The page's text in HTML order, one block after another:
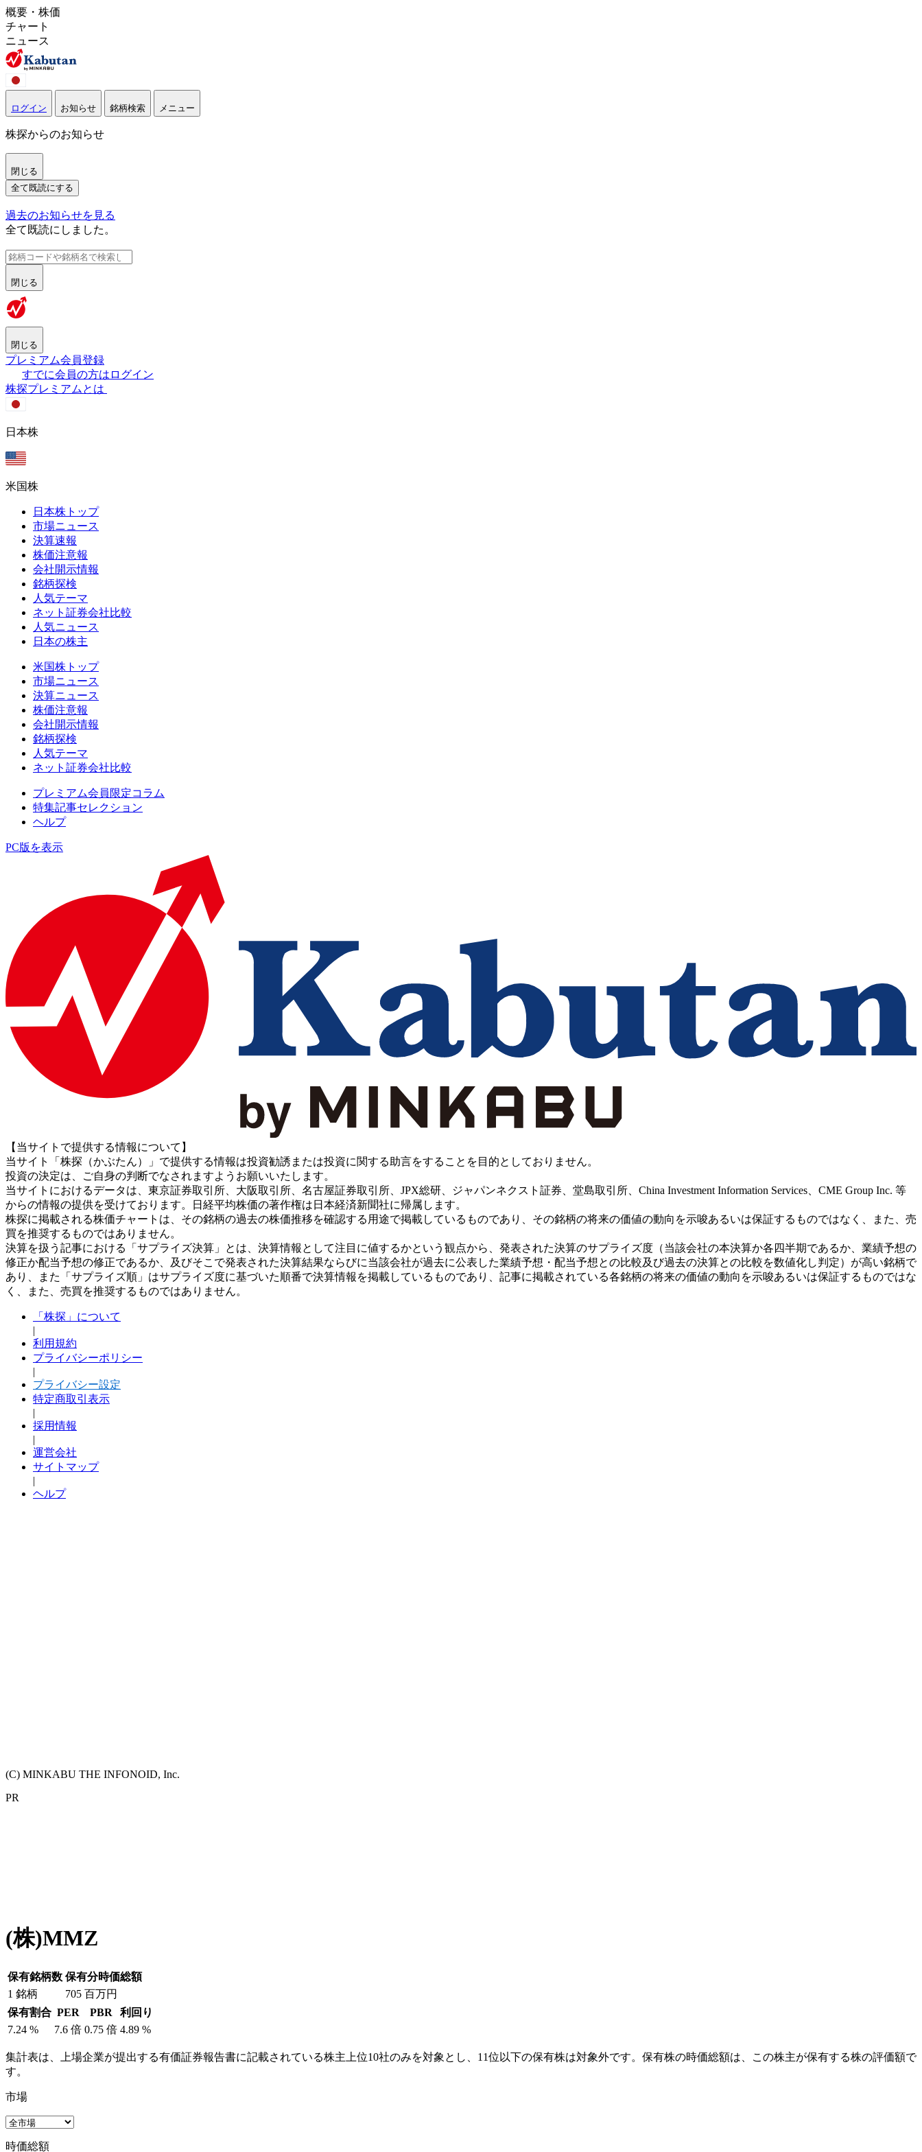
概要・株価
チャート
ニュース
ログイン お知らせ 銘柄検索 メニュー
株探からのお知らせ
閉じる
全て既読にする
過去のお知らせを見る
全て既読にしました。
閉じる
閉じる
プレミアム会員登録
すでに会員の方はログイン
株探プレミアムとは
日本株
米国株
日本株トップ
市場ニュース
決算速報
株価注意報
会社開示情報
銘柄探検
人気テーマ
ネット証券会社比較
人気ニュース
日本の株主
米国株トップ
市場ニュース
決算ニュース
株価注意報
会社開示情報
銘柄探検
人気テーマ
ネット証券会社比較
プレミアム会員限定コラム
特集記事セレクション
ヘルプ
PC版を表示
【当サイトで提供する情報について】
当サイト「株探（かぶたん）」で提供する情報は投資勧誘または投資に関する助言をすることを目的としておりません。
投資の決定は、ご自身の判断でなされますようお願いいたします。
当サイトにおけるデータは、東京証券取引所、大阪取引所、名古屋証券取引所、JPX総研、ジャパンネクスト証券、堂島取引所、China Investment Information Services、CME Group Inc. 等
からの情報の提供を受けております。日経平均株価の著作権は日本経済新聞社に帰属します。
株探に掲載される株価チャートは、その銘柄の過去の株価推移を確認する用途で掲載しているものであり、その銘柄の将来の価値の動向を示唆あるいは保証するものではなく、また、売
買を推奨するものではありません。
決算を扱う記事における「サプライズ決算」とは、決算情報として注目に値するかという観点から、発表された決算のサプライズ度（当該会社の本決算か各四半期であるか、業績予想の
修正か配当予想の修正であるか、及びそこで発表された決算結果ならびに当該会社が過去に公表した業績予想・配当予想との比較及び過去の決算との比較を数値化し判定）が高い銘柄で
あり、また「サプライズ順」はサプライズ度に基づいた順番で決算情報を掲載しているものであり、記事に掲載されている各銘柄の将来の価値の動向を示唆あるいは保証するものではな
く、また、売買を推奨するものではありません。
「株探」について
|
利用規約
プライバシーポリシー
|
プライバシー設定
特定商取引表示
|
採用情報
|
運営会社
サイトマップ
|
ヘルプ
(C) MINKABU THE INFONOID, Inc.
PR
(株)MMZ
保有銘柄数 保有分時価総額
1 銘柄 705 百万円
保有割合 PER PBR
利回り
7.24 % 7.6 倍 0.75 倍 4.89 %
集計表は、上場企業が提出する有価証券報告書に記載されている株主上位10社のみを対象とし、11位以下の保有株は対象外です。保有株の時価総額は、この株主が保有する株の評価額で
す。
市場
時価総額